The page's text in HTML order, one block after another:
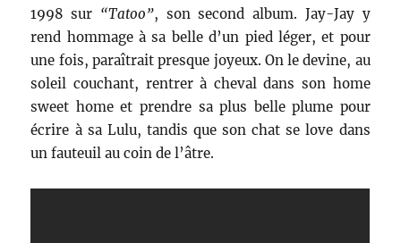
1998 sur “Tatoo”, son second album. Jay-Jay y
rend hommage à sa belle d’un pied léger, et pour
une fois, paraîtrait presque joyeux. On le devine, au
soleil couchant, rentrer à cheval dans son home
sweet home et prendre sa plus belle plume pour
écrire à sa Lulu, tandis que son chat se love dans
un fauteuil au coin de l’âtre.